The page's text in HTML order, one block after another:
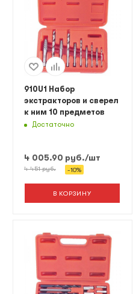
910U1 Набор
экстракторов и сверел
к ним 10 предметов
Достаточно
4 005.90 руб./шт
4 451руб. -10%
В КОРЗИНУ